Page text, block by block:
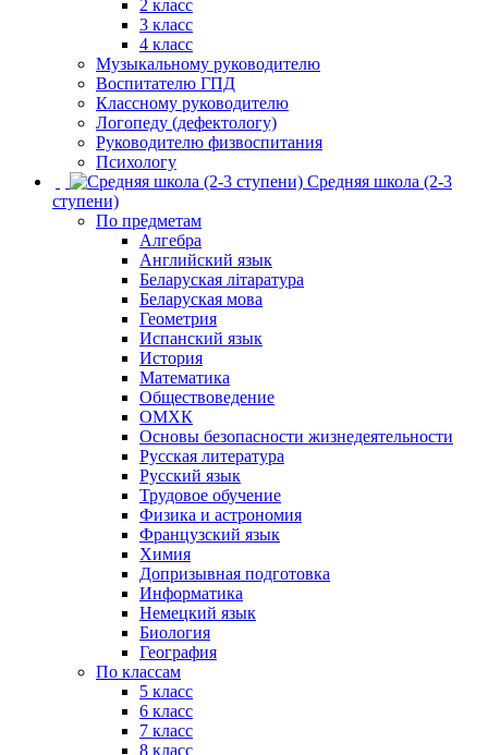
2 класс
3 класс
4 класс
Музыкальному руководителю
Воспитателю ГПД
Классному руководителю
Логопеду (дефектологу)
Руководителю физвоспитания
Психологу
Средняя школа (2-3
ступени)
По предметам
Алгебра
Английский язык
Беларуская літаратура
Беларуская мова
Геометрия
Испанский язык
История
Математика
Обществоведение
ОМХК
Основы безопасности жизнедеятельности
Русская литература
Русский язык
Трудовое обучение
Физика и астрономия
Французский язык
Химия
Допризывная подготовка
Информатика
Немецкий язык
Биология
География
По классам
5 класс
6 класс
7 класс
8 класс